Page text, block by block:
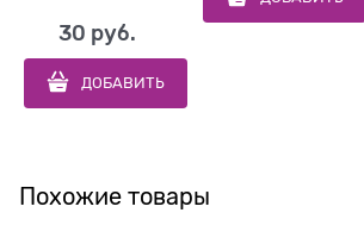
30 руб.
ДОБАВИТЬ
Похожие товары